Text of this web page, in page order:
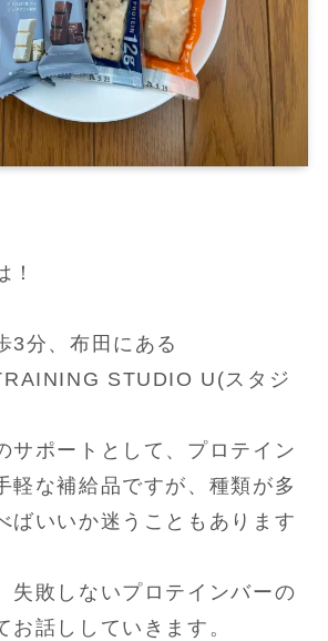
！
3分、布田にある
STUDIO U(スタジ
サポートとして、プロテイン
軽な補給品ですが、種類が多
ばいいか迷うこともあります
失敗しないプロテインバーの
お話ししていきます。